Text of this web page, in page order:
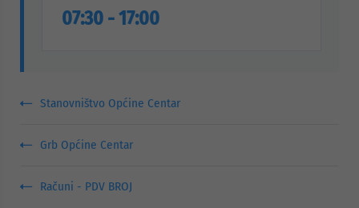
07:30 - 17:00
Stanovništvo Općine Centar
Grb Općine Centar
Računi - PDV BROJ